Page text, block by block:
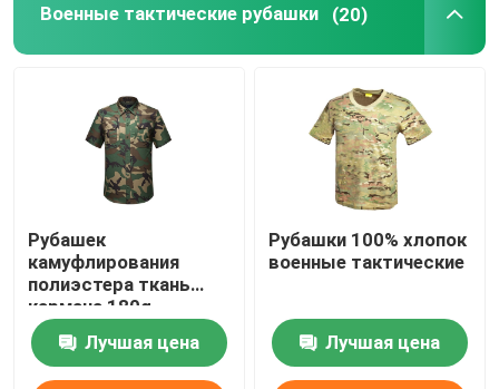
Военное пальто зимы
Военный тактический рюкзак
Военный тактический жилет
Военные кожаные ботинки
Военные ботинки платья
Военные тактические рубашки (20)
Рубашек
камуфлирования
полиэстера ткань
кармана 180g
Breathable военных
тактических Multi
Лучшая цена
Рубашки 100% хлопок
военные тактические
Лучшая цена